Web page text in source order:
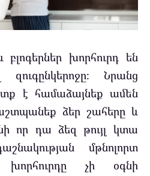
խորհուրդ են
Նրանց
է համաձայնեք ամեն
ձեր շահերը և
որ դա ձեզ թույլ կտա
մթնոլորտ
խորհուրդը չի օգնի